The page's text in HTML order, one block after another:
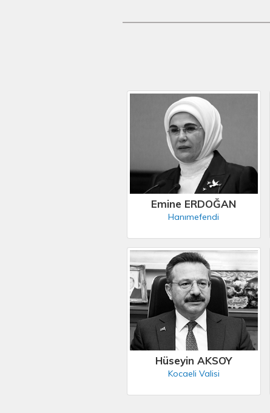
Emine ERDOĞAN
Hanımefendi
Hüseyin AKSOY
Kocaeli Valisi